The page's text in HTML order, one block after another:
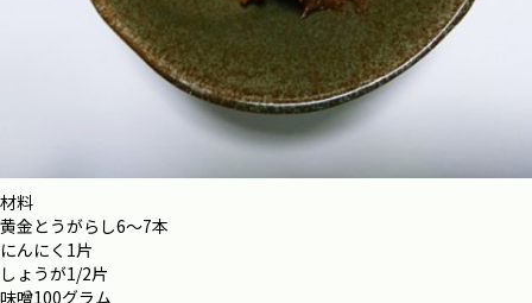
材料
黄金とうがらし6〜7本
にんにく1片
しょうが1/2片
味噌100グラム